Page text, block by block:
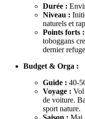
Durée :
Niveau :
naturels et
Points forts :
toboggans
dernier
Budget & Orga :
Guide : 40-
Voyage : Vol
de voiture.
sport nature.
Saison : Mai